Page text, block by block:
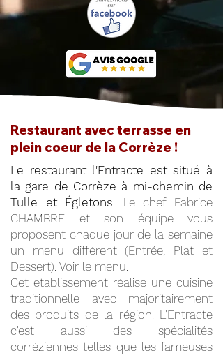
Restaurant avec terrasse en
plein coeur de la Corrèze !
Le restaurant l'Entracte est situé à
la gare de Corrèze à mi-chemin de
Tulle et Égletons. Le chef Fabrice
CHAMBRE et son équipe vous
proposent chaque jour de la semaine
un menu différent (Entrée, Plat et
Dessert). Voir le menu.
Cet etablissement réalise une cuisine
traditionnelle avec majoritairement
des produits de la région. L'Entracte
c'est aussi des spécialités
corréziennes telles que les fameuses